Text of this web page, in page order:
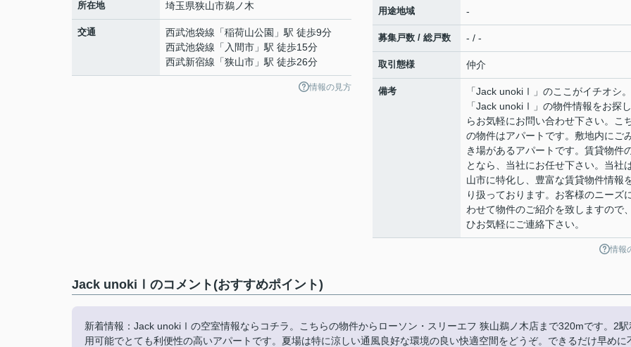
所在地 埼玉県狭山市鵜ノ木
交通 西武池袋線 「稲荷山公園 」駅 徒歩9分
西武池袋線 「 入間市 」駅 徒歩15分
西武新宿線 「狭山市 」駅 徒歩26分
情報の見方
用途地域 -
募集戸数 / 総戸数 - / -
取引態様 仲介
備考
「Jack unokiⅠ」のここがイチオシ。
「Jack unokiⅠ」の物件情報をお探
らお気軽にお問い合わせ下さい。こ
の物件はアパートです。敷地内にご
き場があるアパートです。賃貸物件
となら、当社にお任せ下さい。当社
山市に特化し、豊富な賃貸物件情報
り扱っております。お客様のニーズ
わせて物件のご紹介を致しますので
ひお気軽にご連絡下さい。
情報
Jack unokiⅠのコメント(おすすめポイント)
新着情報：Jack unokiⅠの空室情報ならコチラ。こちらの物件からローソン・スリーエフ 狭山鵜ノ木店まで320mです。2駅
用可能でとても利便性の高いアパートです。夏場は特に涼しい通風良好な環境の良い快適空間をどうぞ。できるだけ早めに